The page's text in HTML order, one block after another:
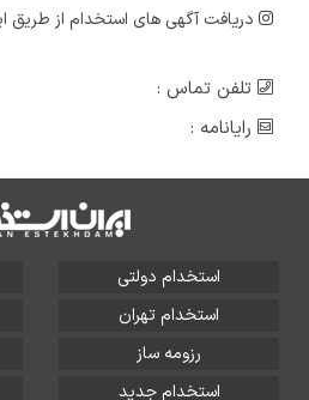
دریافت آگهی های استخدام از طریق
تلفن تماس :
رایانامه :
استخدام دولتی
استخدام تهران
رزومه ساز
استخدام جدید